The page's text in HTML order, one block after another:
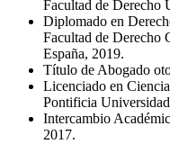
Facultad de Derecho
Diplomado en
Facultad de Derecho
España, 2019.
Título de Abogado
Licenciado en
Pontificia
Intercambio
2017.